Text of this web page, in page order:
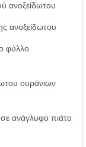
ανοξείδωτου
ανοξείδωτου
φύλλο
ουράνιων
ανάγλυφο πιάτο